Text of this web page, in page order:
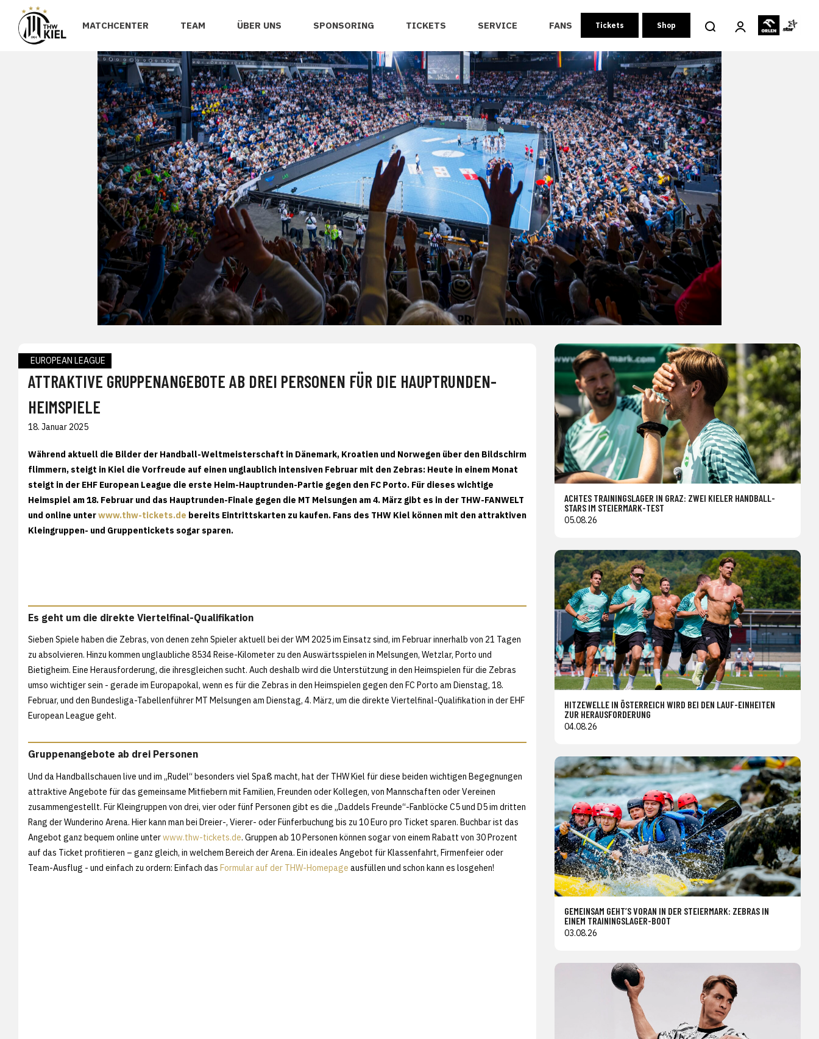
MATCHCENTER TEAM ÜBER UNS SPONSORING TICKETS SERVICE FANS Tickets Shop
EUROPEAN LEAGUE
ATTRAKTIVE GRUPPENANGEBOTE AB DREI PERSONEN FÜR DIE HAUPTRUNDEN-
HEIMSPIELE
18. Januar 2025
Während aktuell die Bilder der Handball-Weltmeisterschaft in Dänemark, Kroatien und Norwegen über den Bildschirm
flimmern, steigt in Kiel die Vorfreude auf einen unglaublich intensiven Februar mit den Zebras: Heute in einem Monat
steigt in der EHF European League die erste Heim-Hauptrunden-Partie gegen den FC Porto. Für dieses wichtige
Heimspiel am 18. Februar und das Hauptrunden-Finale gegen die MT Melsungen am 4. März gibt es in der THW-FANWELT
und online unterwww.thw-tickets.de bereits Eintrittskarten zu kaufen. Fans des THW Kiel können mit den attraktiven
Kleingruppen- und Gruppentickets sogar sparen.
Es geht um die direkte Viertelfinal-Qualifikation
Sieben Spiele haben die Zebras, von denen zehn Spieler aktuell bei der WM 2025 im Einsatz sind, im Februar innerhalb von 21 Tagen
zu absolvieren. Hinzu kommen unglaubliche 8534 Reise-Kilometer zu den Auswärtsspielen in Melsungen, Wetzlar, Porto und
Bietigheim. Eine Herausforderung, die ihresgleichen sucht. Auch deshalb wird die Unterstützung in den Heimspielen für die Zebras
umso wichtiger sein - gerade im Europapokal, wenn es für die Zebras in den Heimspielen gegen den FC Porto am Dienstag, 18.
Februar, und den Bundesliga-Tabellenführer MT Melsungen am Dienstag, 4. März, um die direkte Viertelfinal-Qualifikation in der EHF
European League geht.
Gruppenangebote ab drei Personen
Und da Handballschauen live und im „Rudel“ besonders viel Spaß macht, hat der THW Kiel für diese beiden wichtigen Begegnungen
attraktive Angebote für das gemeinsame Mitfiebern mit Familien, Freunden oder Kollegen, von Mannschaften oder Vereinen
zusammengestellt. Für Kleingruppen von drei, vier oder fünf Personen gibt es die „Daddels Freunde“-Fanblöcke C5 und D5 im dritten
Rang der Wunderino Arena. Hier kann man bei Dreier-, Vierer- oder Fünferbuchung bis zu 10 Euro pro Ticket sparen. Buchbar ist das
Angebot ganz bequem online unterwww.thw-tickets.de. Gruppen ab 10 Personen können sogar von einem Rabatt von 30 Prozent
auf das Ticket profitieren – ganz gleich, in welchem Bereich der Arena. Ein ideales Angebot für Klassenfahrt, Firmenfeier oder
Team-Ausflug - und einfach zu ordern: Einfach das Formular auf der THW-Homepage ausfüllen und schon kann es losgehen!
ACHTES TRAININGSLAGER IN GRAZ: ZWEI KIELER HANDBALL-
STARS IM STEIERMARK-TEST
05.08.26
HITZEWELLE IN ÖSTERREICH WIRD BEI DEN LAUF-EINHEITEN
ZUR HERAUSFORDERUNG
04.08.26
GEMEINSAM GEHT’S VORAN IN DER STEIERMARK: ZEBRAS IN
EINEM TRAININGSLAGER-BOOT
03.08.26